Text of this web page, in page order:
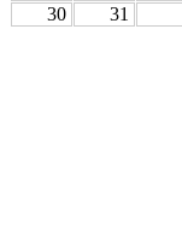
30
31